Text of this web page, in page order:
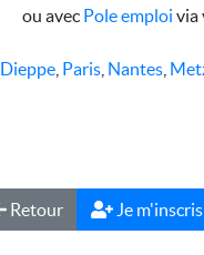
ou avec Pole emploi via
Dieppe, Paris, Nantes,
Retour Je